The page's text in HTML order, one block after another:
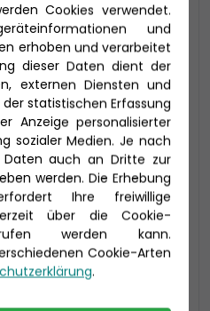
qm (bis zu 4
(4-13 qm), Bad
Cookies verwendet.
und
erhoben und verarbeitet
dieser Daten dient der
externen Diensten und
statistischen Erfassung
Anzeige personalisierter
sozialer Medien. Je nach
Daten auch an Dritte zur
werden. Die Erhebung
Ihre freiwillige
über die Cookie-
werden kann.
Cookie-Arten
.